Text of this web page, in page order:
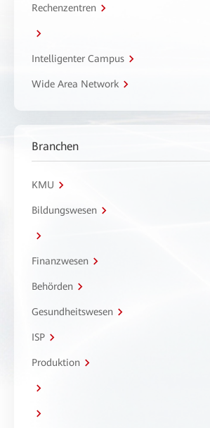
Rechenzentren
Intelligenter Campus
Wide Area Network
Branchen
KMU
Bildungswesen
Finanzwesen
Behörden
Gesundheitswesen
ISP
Produktion